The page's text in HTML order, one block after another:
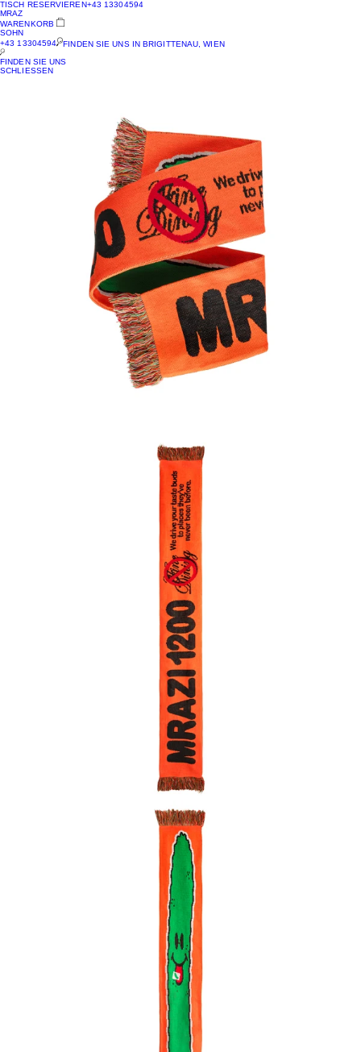
TISCH RESERVIEREN+43 13304594
MRAZ
WARENKORB
SOHN
+43 13304594
FINDEN SIE UNS IN BRIGITTENAU, WIEN
FINDEN SIE UNS
SCHLIESSEN